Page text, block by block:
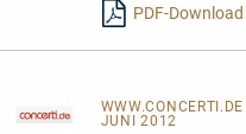
PDF-Download
WWW.CONCERTI.DE
JUNI 2012